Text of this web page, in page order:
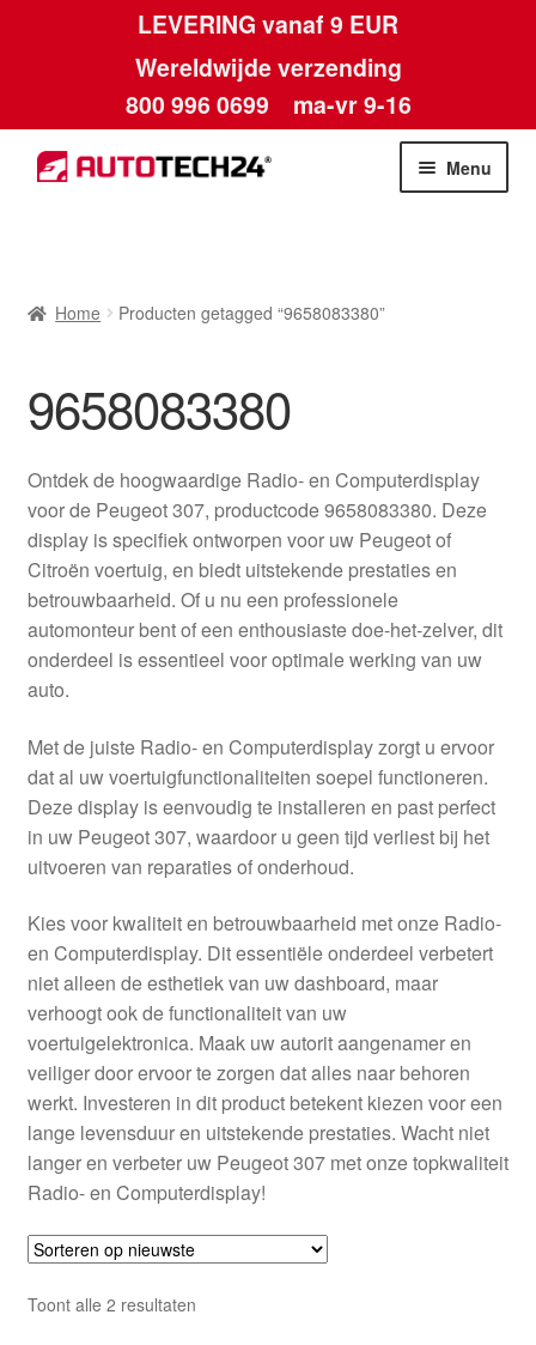
LEVERING vanaf 9 EUR
Wereldwijde verzending
800 996 0699 ma-vr 9-16
Ga
door
Ga
naar
Menu
Betalingen
Contact
Kassa
Klachten
Klachtenprocedure
Levering
Mijn account
Over ons
Privacybeleid
Wereldwijde verzending
Winkelwagen
Home Producten getagged “9658083380”
9658083380
Ontdek de hoogwaardige Radio- en Computerdisplay
voor de Peugeot 307, productcode 9658083380. Deze
display is specifiek ontworpen voor uw Peugeot of
Citroën voertuig, en biedt uitstekende prestaties en
betrouwbaarheid. Of u nu een professionele
automonteur bent of een enthousiaste doe-het-zelver, dit
onderdeel is essentieel voor optimale werking van uw
auto.
Met de juiste Radio- en Computerdisplay zorgt u ervoor
dat al uw voertuigfunctionaliteiten soepel functioneren.
Deze display is eenvoudig te installeren en past perfect
in uw Peugeot 307, waardoor u geen tijd verliest bij het
uitvoeren van reparaties of onderhoud.
Kies voor kwaliteit en betrouwbaarheid met onze Radio-
en Computerdisplay. Dit essentiële onderdeel verbetert
niet alleen de esthetiek van uw dashboard, maar
verhoogt ook de functionaliteit van uw
voertuigelektronica. Maak uw autorit aangenamer en
veiliger door ervoor te zorgen dat alles naar behoren
werkt. Investeren in dit product betekent kiezen voor een
lange levensduur en uitstekende prestaties. Wacht niet
langer en verbeter uw Peugeot 307 met onze topkwaliteit
Radio- en Computerdisplay!
Toont alle 2 resultatenGesorteerd